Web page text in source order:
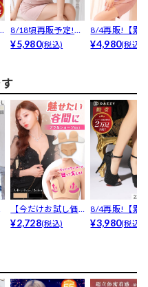
8/18頃再販予定!
【XSサイズ追加...
¥5,980(税込)
8/4再販!【累
売枚数1.3万枚
¥4,980(税込)
【今だけお試し価
格★】キレイに谷
¥2,728(税込)
8/4再販!【累
万足以上販売
¥3,980(税込)